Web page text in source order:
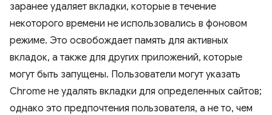
заранее удаляет вкладки, которые в течение
некоторого времени не использовались в фоновом
режиме. Это освобождает память для активных
вкладок, а также для других приложений, которые
могут быть запущены. Пользователи могут указать
Chrome не удалять вкладки для определенных сайтов;
однако это предпочтения пользователя, а не то, чем